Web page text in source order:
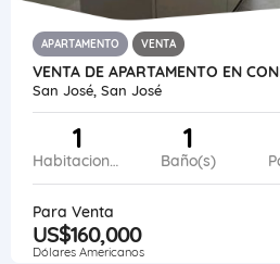
APARTAMENTO VENTA
San José, San José
1
Habitaciones
1
Baño(s)
Para Venta
US$160,000
Dólares Americanos